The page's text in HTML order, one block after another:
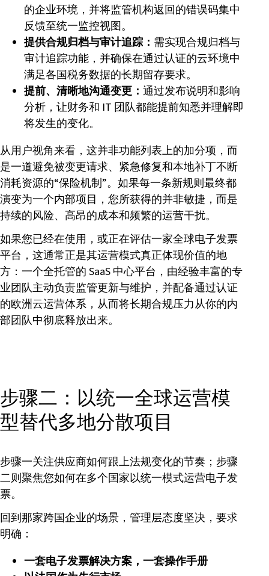
的企业环境，并将监管机构返回的错误码集中
反馈至统一监控视图。
提供合规归档与审计追踪： 需实现合规归档与
审计追踪功能，并确保在通过认证的云环境中
满足各国税务数据的长期留存要求。
提前、清晰地沟通变更： 通过发布说明和影响
分析，让财务和 IT 团队都能提前知悉并理解即
将发生的变化。
从用户视角来看，这并非功能列表上的加分项，而
是一道避免被变更请求、紧急修复和本地补丁不断
消耗资源的“保险机制”。如果每一条新规则最终都
演变为一个内部项目，您所获得的并非敏捷，而是
持续的风险、高昂的成本和频繁的运营干扰。
如果您已经在使用，或正在评估一家全球电子发票
平台，这通常正是其运营模式真正体现价值的地
方：一个全托管的 SaaS 中心平台，由经验丰富的专
业团队主动负责监管更新与维护，并配备通过认证
的欧洲云运营体系，从而将长期合规压力从你的内
部团队中彻底释放出来。
步骤二：以统一全球运营模
型替代多地分散项目
步骤一关注供应商如何跟上法规变化的节奏；步骤
二则聚焦您如何在多个国家以统一模式运营电子发
票。
回到那家跨国企业的场景，管理层态度坚决，要求
明确：
一套电子发票解决方案，一套操作手册